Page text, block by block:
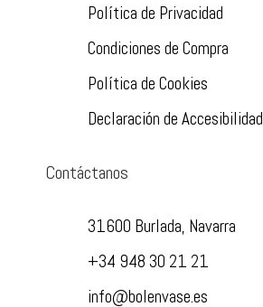
Política de Privacidad
Condiciones de Compra
Política de Cookies
Declaración de Accesibilidad
Contáctanos
31600 Burlada, Navarra
+34 948 30 21 21
info@bolenvase.es